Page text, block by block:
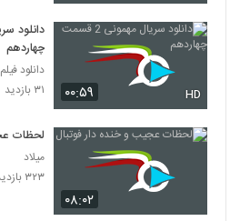
۰۰:۵۹ HD
چهاردهم
دانلود
۳۱ بازدید
۰۸:۰۲
لحظات
میلاد
۳۲۳ بازدید